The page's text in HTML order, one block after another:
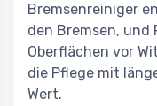
Bremsenreiniger
den Bremsen,
Oberflächen vor
die Pflege mit
Wert.